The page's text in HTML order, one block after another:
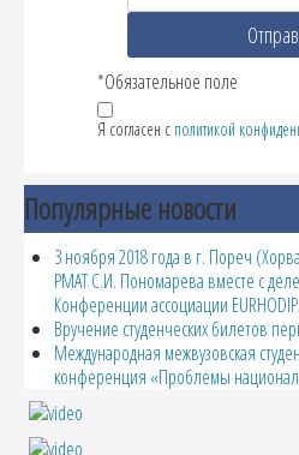
*Обязательное поле
Я согласен с политикой
Популярные новости
3 ноября 2018 года в г. Пореч
РМАТ С.И. Пономарева вместе с
Конференции ассоциации EURHODIP.
Вручение студенческих билетов
Международная межвузовская
конференция «Проблемы